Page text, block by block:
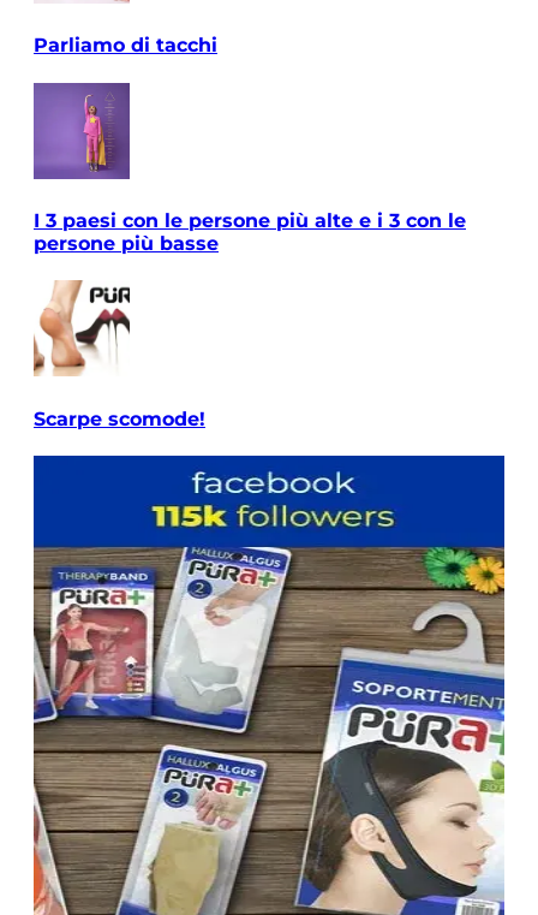
Parliamo di tacchi
I 3 paesi con le persone più alte e i 3 con le
persone più basse
Scarpe scomode!